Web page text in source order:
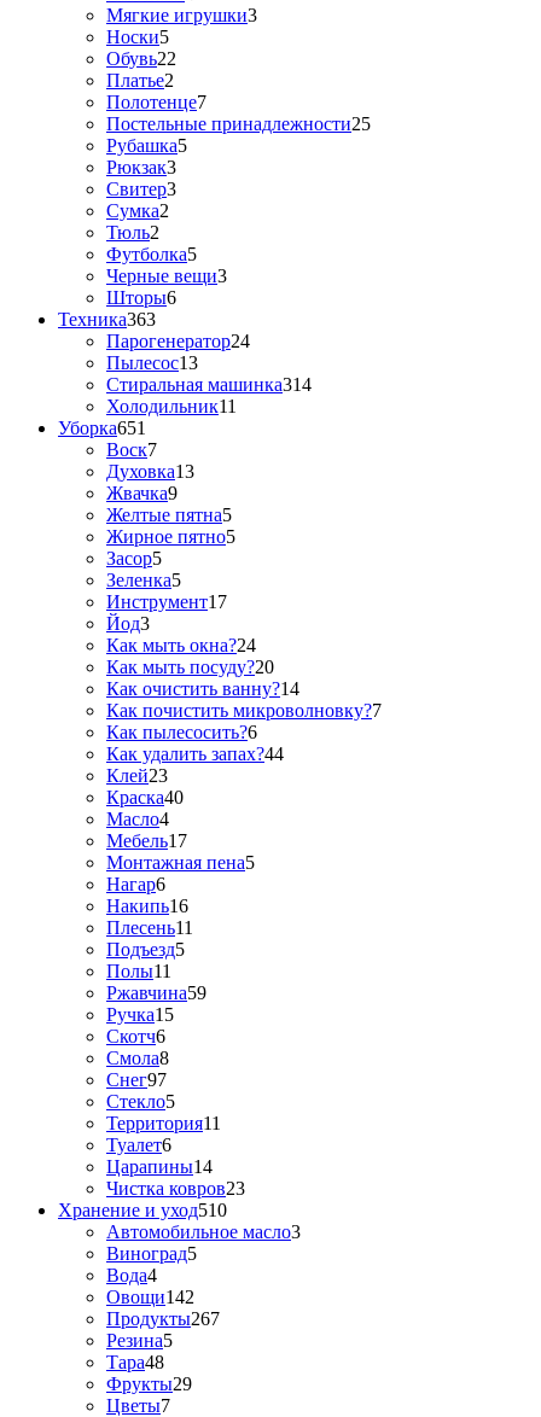
Мягкие игрушки3
Носки5
Обувь22
Платье2
Полотенце7
Постельные принадлежности25
Рубашка5
Рюкзак3
Свитер3
Сумка2
Тюль2
Футболка5
Черные вещи3
Шторы6
Техника363
Парогенератор24
Пылесос13
Стиральная машинка314
Холодильник11
Уборка651
Воск7
Духовка13
Жвачка9
Желтые пятна5
Жирное пятно5
Засор5
Зеленка5
Инструмент17
Йод3
Как мыть окна?24
Как мыть посуду?20
Как очистить ванну?14
Как почистить микроволновку?7
Как пылесосить?6
Как удалить запах?44
Клей23
Краска40
Масло4
Мебель17
Монтажная пена5
Нагар6
Накипь16
Плесень11
Подъезд5
Полы11
Ржавчина59
Ручка15
Скотч6
Смола8
Снег97
Стекло5
Территория11
Туалет6
Царапины14
Чистка ковров23
Хранение и уход510
Автомобильное масло3
Виноград5
Вода4
Овощи142
Продукты267
Резина5
Тара48
Фрукты29
Цветы7